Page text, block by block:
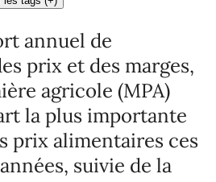
annuel de
prix et des marges,
agricole (MPA)
la plus importante
prix alimentaires ces
suivie de la